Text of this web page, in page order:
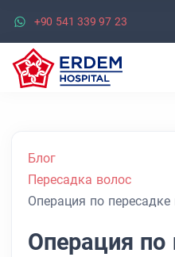
+90 541 339 97 23
Блог
Пересадка волос
Операция по
Операция по